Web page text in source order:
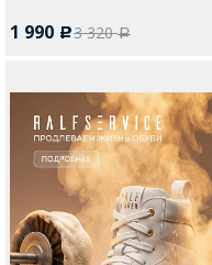
О компании
Покупателям
1 990 c3 320a